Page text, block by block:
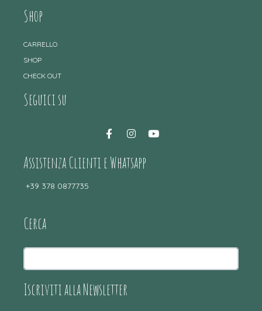
Shop
CARRELLO
SHOP
CHECK OUT
Seguici su
Assistenza Clienti e Whatsapp
+39 378 0877735
Cerca
Iscriviti alla Newsletter